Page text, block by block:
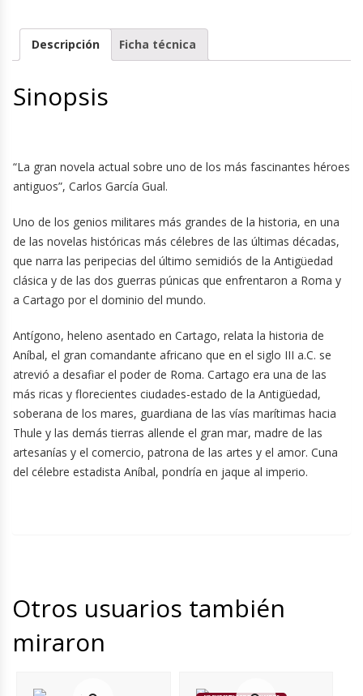
Descripción Ficha técnica
Sinopsis
“La gran novela actual sobre uno de los más fascinantes héroes
antiguos”, Carlos García Gual.
Uno de los genios militares más grandes de la historia, en una
de las novelas históricas más célebres de las últimas décadas,
que narra las peripecias del último semidiós de la Antigüedad
clásica y de las dos guerras púnicas que enfrentaron a Roma y
a Cartago por el dominio del mundo.
Antígono, heleno asentado en Cartago, relata la historia de
Aníbal, el gran comandante africano que en el siglo III a.C. se
atrevió a desafiar el poder de Roma. Cartago era una de las
más ricas y florecientes ciudades-estado de la Antigüedad,
soberana de los mares, guardiana de las vías marítimas hacia
Thule y las demás tierras allende el gran mar, madre de las
artesanías y el comercio, patrona de las artes y el amor. Cuna
del célebre estadista Aníbal, pondría en jaque al imperio.
Otros usuarios también
miraron